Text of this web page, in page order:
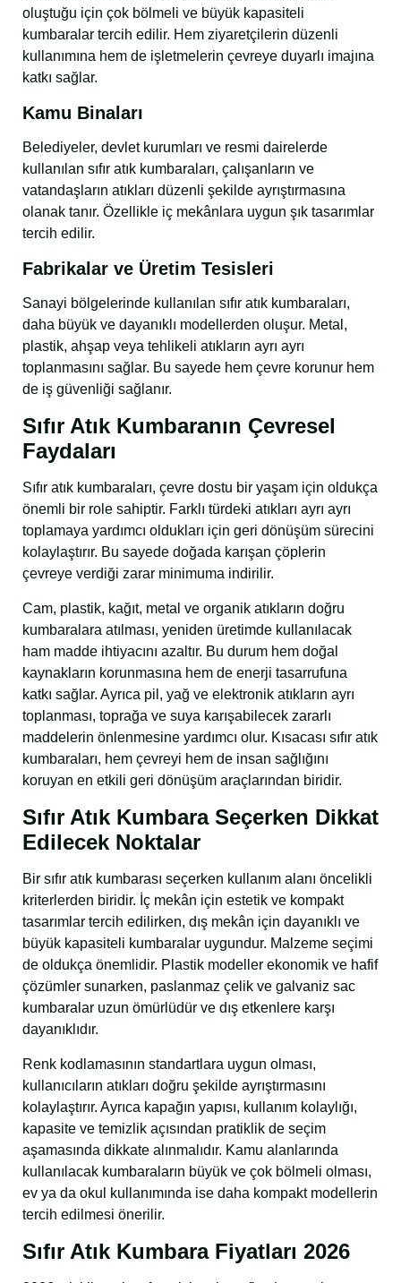
oluştuğu için çok bölmeli ve büyük kapasiteli
kumbaralar tercih edilir. Hem ziyaretçilerin düzenli
kullanımına hem de işletmelerin çevreye duyarlı imajına
katkı sağlar.
Kamu Binaları
Belediyeler, devlet kurumları ve resmi dairelerde
kullanılan sıfır atık kumbaraları, çalışanların ve
vatandaşların atıkları düzenli şekilde ayrıştırmasına
olanak tanır. Özellikle iç mekânlara uygun şık tasarımlar
tercih edilir.
Fabrikalar ve Üretim Tesisleri
Sanayi bölgelerinde kullanılan sıfır atık kumbaraları,
daha büyük ve dayanıklı modellerden oluşur. Metal,
plastik, ahşap veya tehlikeli atıkların ayrı ayrı
toplanmasını sağlar. Bu sayede hem çevre korunur hem
de iş güvenliği sağlanır.
Sıfır Atık Kumbaranın Çevresel
Faydaları
Sıfır atık kumbaraları, çevre dostu bir yaşam için oldukça
önemli bir role sahiptir. Farklı türdeki atıkları ayrı ayrı
toplamaya yardımcı oldukları için geri dönüşüm sürecini
kolaylaştırır. Bu sayede doğada karışan çöplerin
çevreye verdiği zarar minimuma indirilir.
Cam, plastik, kağıt, metal ve organik atıkların doğru
kumbaralara atılması, yeniden üretimde kullanılacak
ham madde ihtiyacını azaltır. Bu durum hem doğal
kaynakların korunmasına hem de enerji tasarrufuna
katkı sağlar. Ayrıca pil, yağ ve elektronik atıkların ayrı
toplanması, toprağa ve suya karışabilecek zararlı
maddelerin önlenmesine yardımcı olur. Kısacası sıfır atık
kumbaraları, hem çevreyi hem de insan sağlığını
koruyan en etkili geri dönüşüm araçlarından biridir.
Sıfır Atık Kumbara Seçerken Dikkat
Edilecek Noktalar
Bir sıfır atık kumbarası seçerken kullanım alanı öncelikli
kriterlerden biridir. İç mekân için estetik ve kompakt
tasarımlar tercih edilirken, dış mekân için dayanıklı ve
büyük kapasiteli kumbaralar uygundur. Malzeme seçimi
de oldukça önemlidir. Plastik modeller ekonomik ve hafif
çözümler sunarken, paslanmaz çelik ve galvaniz sac
kumbaralar uzun ömürlüdür ve dış etkenlere karşı
dayanıklıdır.
Renk kodlamasının standartlara uygun olması,
kullanıcıların atıkları doğru şekilde ayrıştırmasını
kolaylaştırır. Ayrıca kapağın yapısı, kullanım kolaylığı,
kapasite ve temizlik açısından pratiklik de seçim
aşamasında dikkate alınmalıdır. Kamu alanlarında
kullanılacak kumbaraların büyük ve çok bölmeli olması,
ev ya da okul kullanımında ise daha kompakt modellerin
tercih edilmesi önerilir.
Sıfır Atık Kumbara Fiyatları 2026